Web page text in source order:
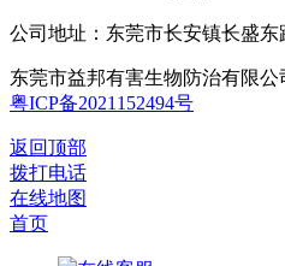
公司地址：东莞市长安镇长盛东
东莞市益邦有害生物防治有限
粤ICP备2021152494号
返回顶部
拨打电话
在线地图
首页